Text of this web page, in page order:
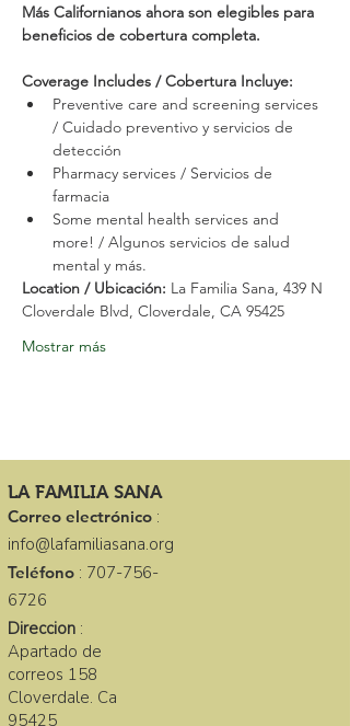
Más Californianos ahora son elegibles para
beneficios de cobertura completa.
Coverage Includes / Cobertura Incluye:
Preventive care and screening services
/ Cuidado preventivo y servicios de
detección
Pharmacy services / Servicios de
farmacia
Some mental health services and
more! / Algunos servicios de salud
mental y más.
Location / Ubicación: La Familia Sana, 439 N
Cloverdale Blvd, Cloverdale, CA 95425
Mostrar más
LA FAMILIA SANA
Correo electrónico :
info@lafamiliasana.org
Teléfono : 707-756-
6726
Direccion :
Apartado de
correos 158
Cloverdale. Ca
95425